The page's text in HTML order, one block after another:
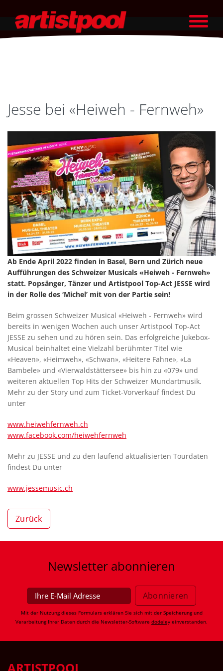
Jesse bei «Heiweh - Fernweh»
Ab Ende April 2022 finden in Basel, Bern und Zürich neue
Aufführungen des Schweizer Musicals «Heiweh - Fernweh»
statt. Popsänger, Tänzer und Artistpool Top-Act JESSE wird
in der Rolle des ‘Michel’ mit von der Partie sein!
Beim grossen Schweizer Musical «Heiweh - Fernweh» wird
bereits in wenigen Wochen auch unser Artistpool Top-Act
JESSE zu sehen und zu hören sein. Das erfolgreiche Jukebox-
Musical beinhaltet eine Vielzahl berühmter Titel wie
«Heaven», «Heimweh», «Schwan», «Heitere Fahne», «La
Bambele» und «Vierwaldstättersee» bis hin zu «079» und
weiteren aktuellen Top Hits der Schweizer Mundartmusik.
Mehr zu der Story und zum Ticket-Vorverkauf findest Du
unter
www.heiwehfernweh.ch
www.facebook.com/heiwehfernweh
Mehr zu JESSE und zu den laufend aktualisierten Tourdaten
findest Du unter
www.jessemusic.ch
Zurück
Newsletter abonnieren
Mit der Nutzung dieses Formulars erklären Sie sich mit der Speicherung und
Verarbeitung Ihrer Daten durch die Newsletter-Software dodeley einverstanden.